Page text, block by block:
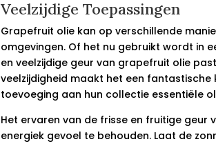
Veelzijdige Toepassingen
Grapefruit olie kan op verschillende
omgevingen. Of het nu gebruikt wordt in
en veelzijdige geur van grapefruit olie
veelzijdigheid maakt het een fantastische
toevoeging aan hun collectie essentiële
Het ervaren van de frisse en fruitige geur
energiek gevoel te behouden. Laat de